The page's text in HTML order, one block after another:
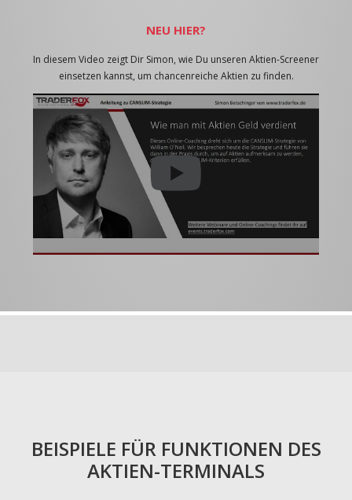
NEU HIER?
In diesem Video zeigt Dir Simon, wie Du unseren Aktien-Screener
einsetzen kannst, um chancenreiche Aktien zu finden.
BEISPIELE FÜR FUNKTIONEN DES
AKTIEN-TERMINALS